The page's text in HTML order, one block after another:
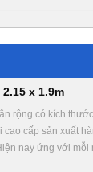
x 1.9m
rộng có kích
cao cấp sản xuất
nay ứng với mỗi